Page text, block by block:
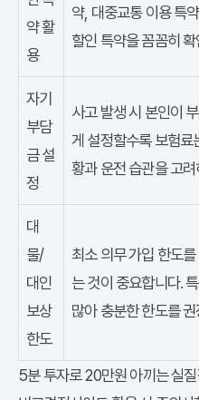
약 활
용
약, 대중교통 이용 특
할인 특약을 꼼꼼히
자기
부담
금 설
정
사고 발생 시 본인이
게 설정할수록 보험료
황과 운전 습관을 고
대
물/
대인
보상
한도
최소 의무 가입 한도
는 것이 중요합니다.
많아 충분한 한도를
5분 투자로 20만원 아끼는 실